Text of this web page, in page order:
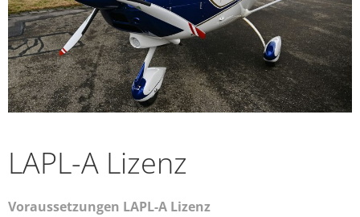
LAPL-A Lizenz
Voraussetzungen LAPL-A Lizenz